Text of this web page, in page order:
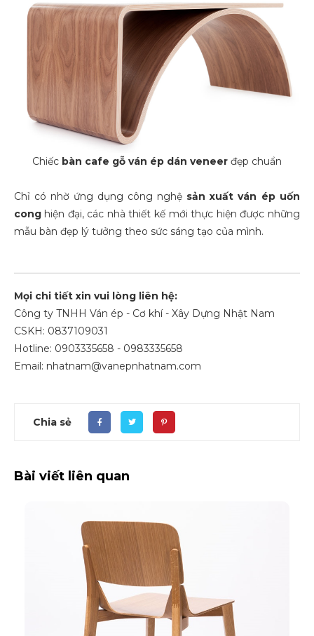
Chiếc bàn cafe gỗ ván ép dán veneer đẹp chuẩn
Chỉ có nhờ ứng dụng công nghệ sản xuất ván ép uốn
cong hiện đại, các nhà thiết kế mới thực hiện được những
mẫu bàn đẹp lý tưởng theo sức sáng tạo của mình.
Mọi chi tiết xin vui lòng liên hệ:
Công ty TNHH Ván ép - Cơ khí - Xây Dựng Nhật Nam
CSKH: 0837109031
Hotline: 0903335658 - 0983335658
Email: nhatnam@vanepnhatnam.com
Chia sẻ
Bài viết liên quan